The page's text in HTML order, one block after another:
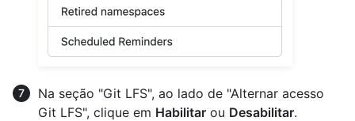
Na seção "Git LFS", ao lado de "Alternar acesso
Git LFS", clique em Habilitar ou Desabilitar.